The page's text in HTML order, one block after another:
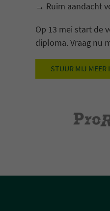
→ Ruim aandacht
Op 13 mei start de
diploma. Vraag nu
STUUR MIJ MEER